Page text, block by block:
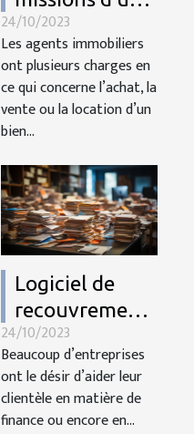
agent
immobilier
24/10/2023
Les agents immobiliers
ont plusieurs charges en
ce qui concerne l’achat, la
vente ou la location d’un
bien...
Logiciel de
recouvrement :
pourquoi fait ?
24/10/2023
Beaucoup d’entreprises
ont le désir d’aider leur
clientèle en matière de
finance ou encore en...